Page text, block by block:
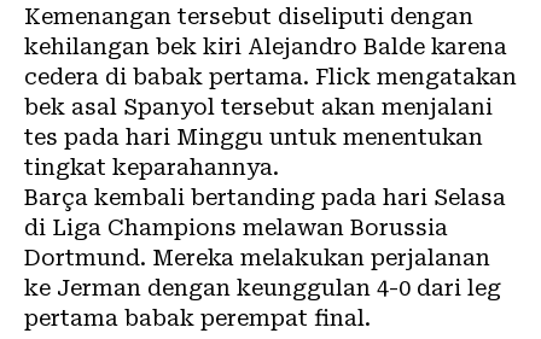
Kemenangan tersebut diseliputi dengan
kehilangan bek kiri Alejandro Balde karena
cedera di babak pertama. Flick mengatakan
bek asal Spanyol tersebut akan menjalani
tes pada hari Minggu untuk menentukan
tingkat keparahannya.
Barça kembali bertanding pada hari Selasa
di Liga Champions melawan Borussia
Dortmund. Mereka melakukan perjalanan
ke Jerman dengan keunggulan 4-0 dari leg
pertama babak perempat final.